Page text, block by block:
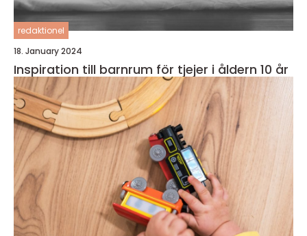
redaktionel
18. January 2024
Inspiration till barnrum för tjejer i åldern 10 år